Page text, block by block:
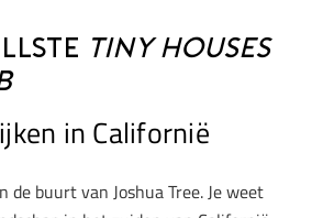
tiny houses
in Californië
de buurt van Joshua Tree. Je weet